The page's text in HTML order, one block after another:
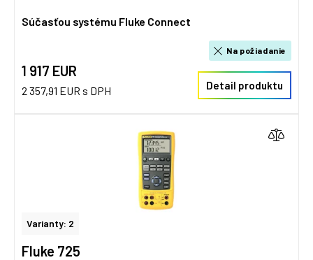
Súčasťou systému Fluke Connect
1 917 EUR
2 357,91 EUR s DPH
Na požiadanie
Detail produktu
Varianty: 2
Fluke 725